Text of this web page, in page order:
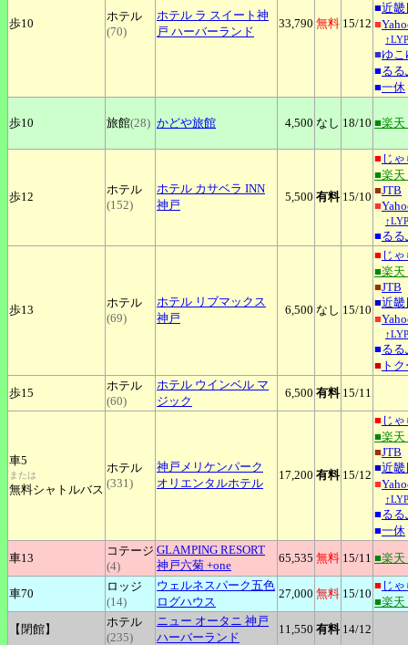
歩10
ホテル
(70)
ホテル ラ スイート神
戸 ハーバーランド
33,790 無料 15/12
■近畿
■
■ゆこ
■る
■一休
歩10 旅館(28) かどや旅館 4,500 なし 18/10 ■楽天
歩12
ホテル
(152)
ホテル カサベラ INN
神戸
5,500 有料 15/10
■ じ
■楽天
■JTB
■
■る
歩13
ホテル
(69)
ホテル リブマックス
神戸
6,500 なし 15/10
■ じ
■楽天
■JTB
■近畿
■
■る
■ ト
歩15
ホテル
(60)
ホテル ウインベル マ
ジック
6,500 有料 15/11
車5
または
無料シャトルバス
ホテル
(331)
神戸メリケンパーク
オリエンタルホテル
17,200 有料 15/12
■ じ
■楽天
■JTB
■近畿
■
■る
■一休
車13
コテージ
(4)
GLAMPING RESORT
神戸六菊 +one
65,535 無料 15/11 ■楽天
車70
ロッジ
(14)
ウェルネスパーク五色
ログハウス
27,000 無料 15/10
■ じ
■楽天
【閉館】
ホテル
(235)
ニュー オータニ 神戸
ハーバーランド
11,550 有料 14/12